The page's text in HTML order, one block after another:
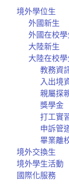
境外學位生
外國新生
外國在校
大陸新生
大陸在校
教務資
入出境
親屬探
獎學金
打工實
申訴管
畢業離
境外交換生
境外學生活動
國際化服務